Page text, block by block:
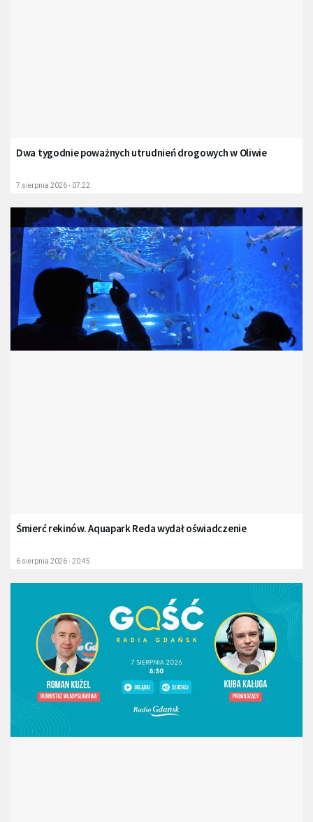
Dwa tygodnie poważnych utrudnień drogowych w Oliwie
7 sierpnia 2026 - 07:22
Śmierć rekinów. Aquapark Reda wydał oświadczenie
6 sierpnia 2026 - 20:45